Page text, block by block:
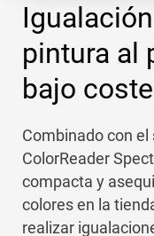
pintura al
bajo coste
Combinado con el
ColorReader
compacta y
colores en la
realizar